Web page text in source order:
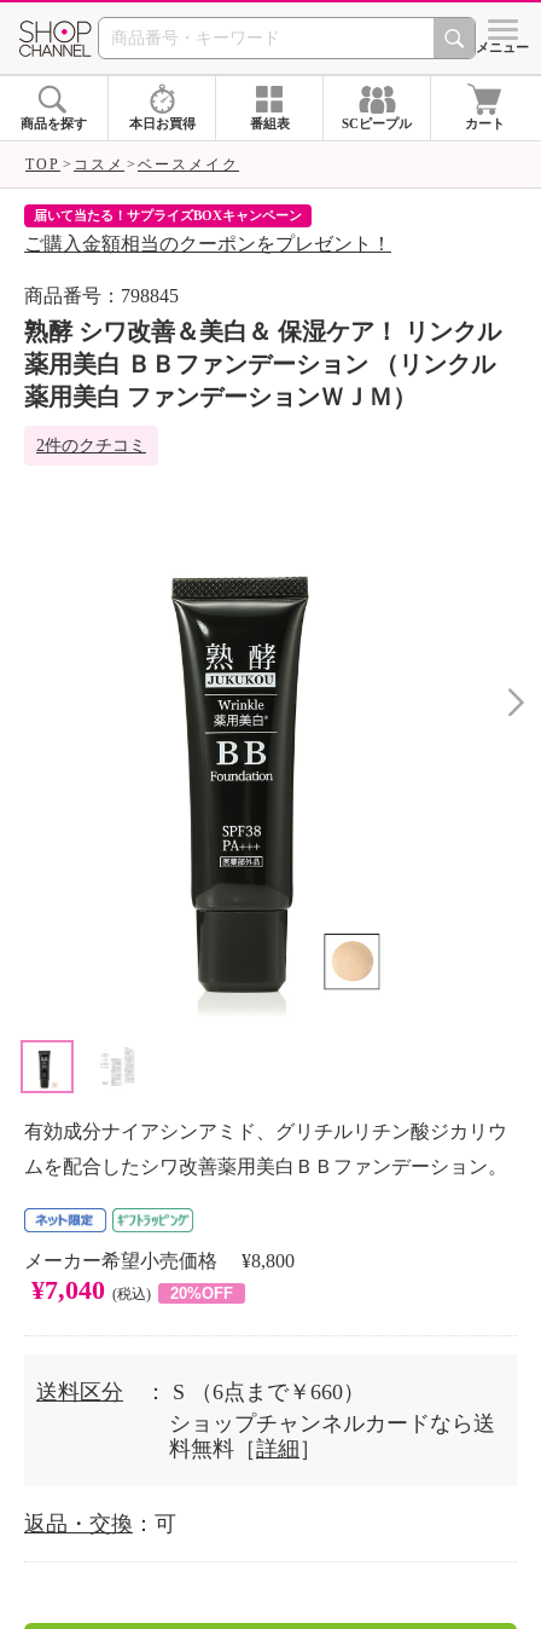
SHOP CHANNEL シメニュー
商品を探す 本日お買得 番組表 SCピープル カート
TOP コスメ ベースメイク
届いて当たる！サプライズBOXキャンペーン
ご購入金額相当のクーポンをプレゼント！
商品番号：798845
熟酵 シワ改善＆美白＆ 保湿ケア！ リンクル
薬用美白 ＢＢファンデーション （リンクル
薬用美白 ファンデーションＷＪＭ）
2件のクチコミ
有効成分ナイアシンアミド、グリチルリチン酸ジカリウ
ムを配合したシワ改善薬用美白ＢＢファンデーション。
メーカー希望小売価格 ¥8,800
¥7,040 (税込) 20%OFF
送料区分 ： S
（6点まで￥660）
ショップチャンネルカードなら送
料無料［詳細 ］
返品・交換 ：可